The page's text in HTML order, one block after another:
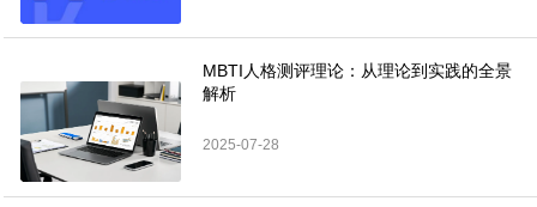
MBTI人格测评理论：从理论到实践的全景
解析
2025-07-28